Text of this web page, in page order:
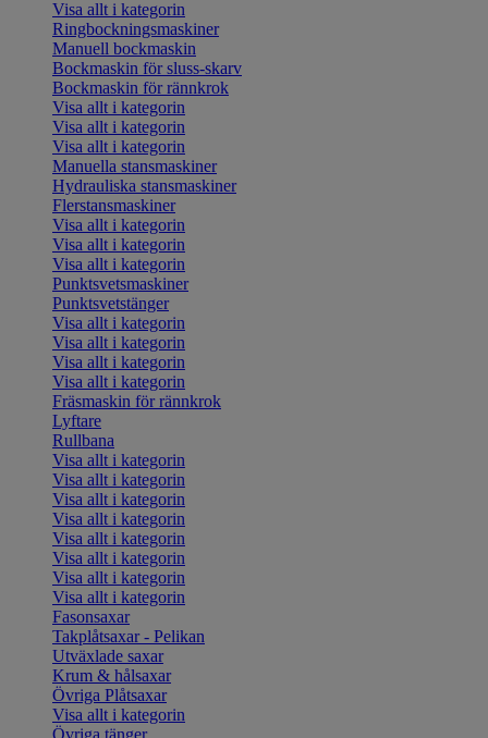
Visa allt i kategorin
Ringbockningsmaskiner
Manuell bockmaskin
Bockmaskin för sluss-skarv
Bockmaskin för rännkrok
Visa allt i kategorin
Visa allt i kategorin
Visa allt i kategorin
Manuella stansmaskiner
Hydrauliska stansmaskiner
Flerstansmaskiner
Visa allt i kategorin
Visa allt i kategorin
Visa allt i kategorin
Punktsvetsmaskiner
Punktsvetstänger
Visa allt i kategorin
Visa allt i kategorin
Visa allt i kategorin
Visa allt i kategorin
Fräsmaskin för rännkrok
Lyftare
Rullbana
Visa allt i kategorin
Visa allt i kategorin
Visa allt i kategorin
Visa allt i kategorin
Visa allt i kategorin
Visa allt i kategorin
Visa allt i kategorin
Visa allt i kategorin
Fasonsaxar
Takplåtsaxar - Pelikan
Utväxlade saxar
Krum & hålsaxar
Övriga Plåtsaxar
Visa allt i kategorin
Övriga tänger